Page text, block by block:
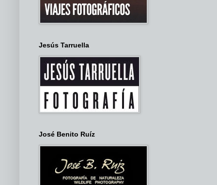
Jesús Tarruella
José Benito Ruíz